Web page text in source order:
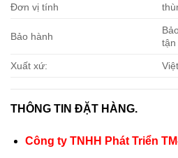
Đơn vị tính
Bảo hành
tận
Xuất xứ:
THÔNG TIN ĐẶT HÀNG.
Công ty TNHH Phát Triển